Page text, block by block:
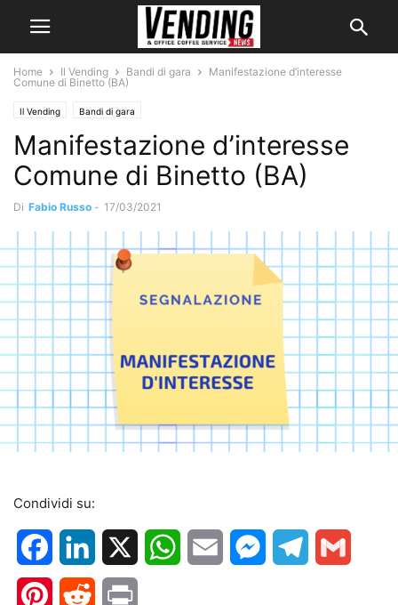
Home Il Vending Bandi di gara
Manifestazione d’interesse
Comune di Binetto (BA)
Il Vending Bandi di gara
Manifestazione d’interesse
Comune di Binetto (BA)
Di Fabio Russo - 17/03/2021
Condividi su:
FacebookLinkedIn WhatsApp
Email MessengerTelegram
PinterestReddit